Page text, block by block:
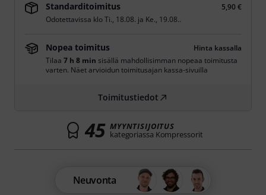
Standarditoimitus
5,90 €
Odotettavissa kloTi., 18.08. ja Ke., 19.08..
Nopea toimitus
Hinta kassalla
Tilaa 7 h 8 min sisällä mahdollisimman nopeaa toimitusta
varten. Näet arvioidun toimitusajan kassa-sivuilla
Toimitustiedot
45 MYYNTISIJOITUS
kategoriassa Kompressorit
Neuvonta